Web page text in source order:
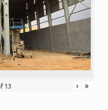
13 › »